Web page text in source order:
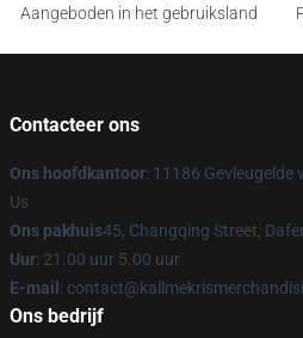
Aangeboden in het gebruiksland
Contacteer ons
Ons hoofdkantoor: 11186 Gevleugelde
Us
Ons pakhuis45, Changqing Street,
Uur: 21.00 uur 5.00 uur
E-mail :
Ons bedrijf